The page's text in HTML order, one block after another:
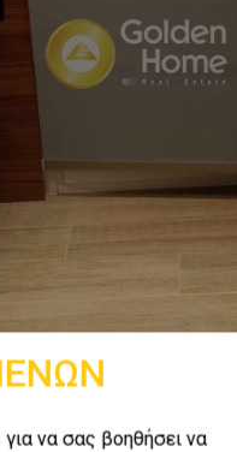
να σας βοηθήσει να